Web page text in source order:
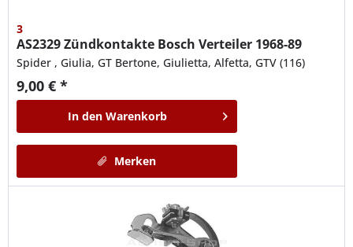
3
AS2329Zündkontakte Bosch Verteiler 1968-89
Spider , Giulia, GT Bertone, Giulietta, Alfetta, GTV (116)
9,00 € *
In den Warenkorb
Merken